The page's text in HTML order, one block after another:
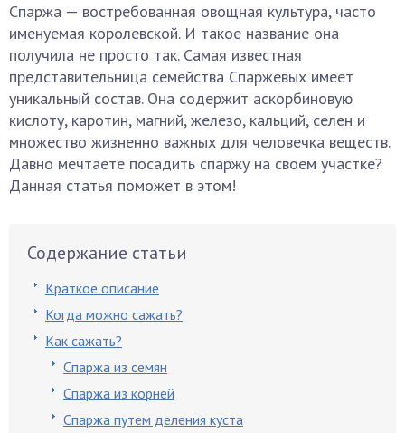
Спаржа — востребованная овощная культура, часто
именуемая королевской. И такое название она
получила не просто так. Самая известная
представительница семейства Спаржевых имеет
уникальный состав. Она содержит аскорбиновую
кислоту, каротин, магний, железо, кальций, селен и
множество жизненно важных для человечка веществ.
Давно мечтаете посадить спаржу на своем участке?
Данная статья поможет в этом!
Содержание статьи
Краткое описание
Когда можно сажать?
Как сажать?
Спаржа из семян
Спаржа из корней
Спаржа путем деления куста